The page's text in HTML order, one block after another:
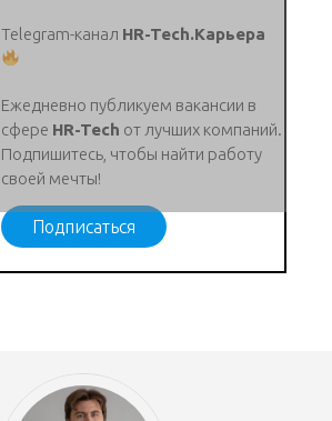
Telegram-канал HR-Tech.Карьера
Ежедневно публикуем вакансии в
сфере HR-Tech от лучших компаний.
Подпишитесь, чтобы найти работу
своей мечты!
Подписаться